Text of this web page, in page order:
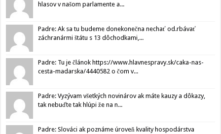
hlasov v našom parlamente a...
Padre: Ak sa tu budeme donekonečna nechať od.rbávať
záchranármi štátu s 13 dôchodkami,...
Padre: Tu je článok https://www.hlavnespravy.sk/caka-nas-
cesta-madarska/4440582 o čom v...
Padre: Vyzývam všetkých novinárov ak máte kauzy a dôkazy,
tak nebuďte tak hlúpi že na n...
Padre: Slováci ak poznáme úroveň kvality hospodárstva